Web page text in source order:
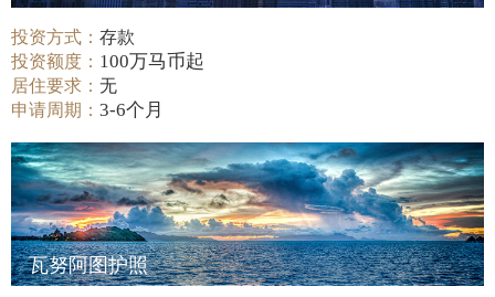
投资方式：存款
投资额度： 100万马币起
居住要求：无
申请周期：3-6个月
瓦努阿图护照